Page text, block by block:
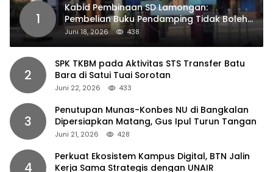
1
Kabid Pembinaan SD Lamongan:
Pembelian Buku Pendamping Tidak Boleh
Dipaksakan
Juni 18, 2026 438
2
SPK TKBM pada Aktivitas STS Transfer Batu
Bara di Satui Tuai Sorotan
Juni 22, 2026 433
3
Penutupan Munas-Konbes NU di Bangkalan
Dipersiapkan Matang, Gus Ipul Turun Tangan
Juni 21, 2026 428
4
Perkuat Ekosistem Kampus Digital, BTN Jalin
Kerja Sama Strategis dengan UNAIR